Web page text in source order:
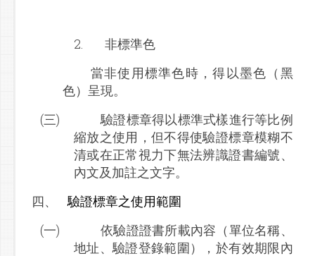
2. 非標準色
當非使用標準色時，得以墨色（黑
色）呈現。
(三)
驗證標章得以標準式樣進行等比例
縮放之使用，但不得使驗證標章模糊不
清或在正常視力下無法辨識證書編號、
內文及加註之文字。
四、 驗證標章之使用範圍
(一)
依驗證證書所載內容（單位名稱、
地址、驗證登錄範圍），於有效期限內